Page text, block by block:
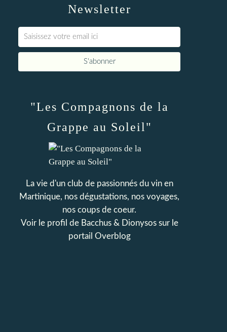
Newsletter
"Les Compagnons de la
Grappe au Soleil"
La vie d'un club de passionnés du vin en
Martinique, nos dégustations, nos voyages,
nos coups de coeur.
Voir le profil de Bacchus & Dionysossur le
portail Overblog